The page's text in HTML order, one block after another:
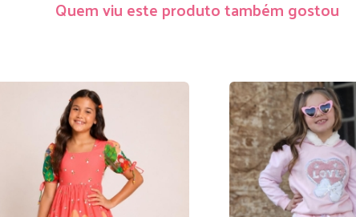
Quem viu este produto também gostou